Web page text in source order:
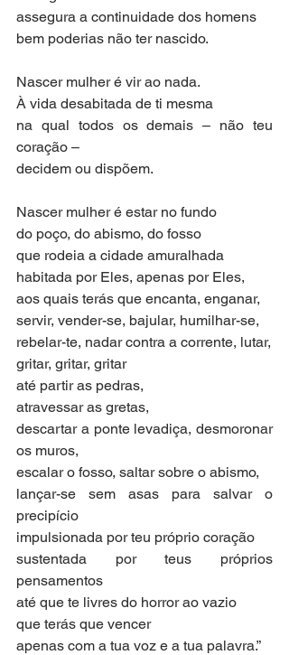
assegura a continuidade dos homens
bem poderias não ter nascido.
Nascer mulher é vir ao nada.
À vida desabitada de ti mesma
na qual todos os demais – não teu
coração –
decidem ou dispõem.
Nascer mulher é estar no fundo
do poço, do abismo, do fosso
que rodeia a cidade amuralhada
habitada por Eles, apenas por Eles,
aos quais terás que encanta, enganar,
servir, vender-se, bajular, humilhar-se,
rebelar-te, nadar contra a corrente, lutar,
gritar, gritar, gritar
até partir as pedras,
atravessar as gretas,
descartar a ponte levadiça, desmoronar
os muros,
escalar o fosso, saltar sobre o abismo,
lançar-se sem asas para salvar o
precipício
impulsionada por teu próprio coração
sustentada por teus próprios
pensamentos
até que te livres do horror ao vazio
que terás que vencer
apenas com a tua voz e a tua palavra.”